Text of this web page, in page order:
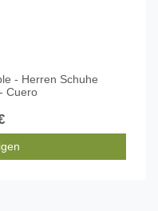
- Herren Schuhe
Cuero